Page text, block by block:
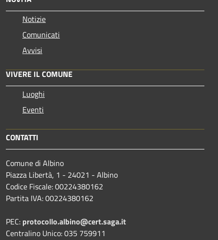
Notizie
Comunicati
Avvisi
VIVERE IL COMUNE
Luoghi
Eventi
CONTATTI
Comune di Albino
Piazza Libertà, 1 - 24021 - Albino
Codice Fiscale: 00224380162
Partita IVA: 00224380162
PEC: protocollo.albino@cert.saga.it
Centralino Unico: 035 759911